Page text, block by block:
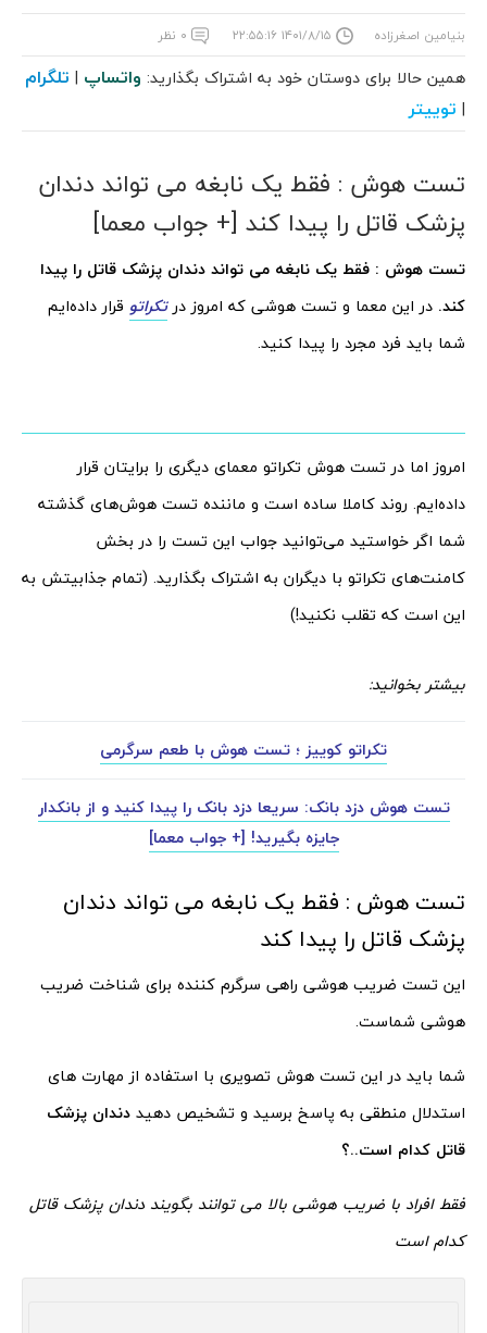
بنیامین اصغرزاده ۱۴۰۱/۸/۱۵ ۲۲:۵۵:۱۶ ۰ نظر
همین حالا برای دوستان خود به اشتراک بگذارید: واتساپ | تلگرام
| توییتر
تست هوش : فقط یک نابغه می تواند دندان
پزشک قاتل را پیدا کند [+ جواب معما]
تست هوش : فقط یک نابغه می تواند دندان پزشک قاتل را پیدا
کند. در این معما و تست هوشی که امروز درتکراتو قرار داده‌ایم
شما باید فرد مجرد را پیدا کنید.
امروز اما در تست هوش تکراتو معمای دیگری را برایتان قرار
داده‌ایم. روند کاملا ساده است و ماننده تست هوش‌های گذشته
شما اگر خواستید می‌توانید جواب این تست را در بخش
کامنت‌های تکراتو با دیگران به اشتراک بگذارید. (تمام جذابیتش به
این است که تقلب نکنید!)
بیشتر بخوانید:
تکراتو کوییز ؛ تست هوش با طعم سرگرمی
تست هوش دزد بانک: سریعا دزد بانک را پیدا کنید و از بانکدار
جایزه بگیرید! [+ جواب معما]
تست هوش : فقط یک نابغه می تواند دندان
پزشک قاتل را پیدا کند
این تست ضریب هوشی راهی سرگرم کننده برای شناخت ضریب
هوشی شماست.
شما باید در این تست هوش تصویری با استفاده از مهارت های
استدلال منطقی به پاسخ برسید و تشخیص دهید دندان پزشک
قاتل کدام است..؟
فقط افراد با ضریب هوشی بالا می توانند بگویند دندان پزشک قاتل
کدام است